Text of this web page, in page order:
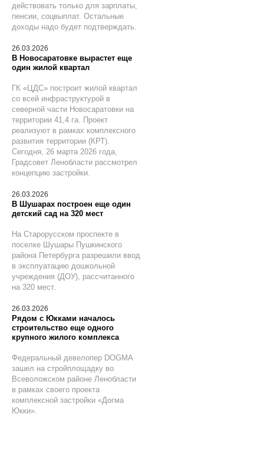
действовать только для зарплаты,
пенсии, соцвыплат. Остальные
доходы надо будет подтверждать.
26.03.2026
В Новосаратовке вырастет еще
один жилой квартал
ГК «ЦДС» построит жилой квартал
со всей инфраструктурой в
северной части Новосаратовки на
территории 41,4 га. Проект
реализуют в рамках комплексного
развития территории (КРТ).
Сегодня, 26 марта 2026 года,
Градсовет Ленобласти рассмотрел
концепцию застройки.
26.03.2026
В Шушарах построен еще один
детский сад на 320 мест
На Старорусском проспекте в
поселке Шушары Пушкинского
района Петербурга разрешили ввод
в эксплуатацию дошкольной
учреждения (ДОУ), рассчитанного
на 320 мест.
26.03.2026
Рядом с Юкками началось
строительство еще одного
крупного жилого комплекса
Федеральный девелопер DOGMA
зашел на стройплощадку во
Всеволожском районе Ленобласти
в рамках своего проекта
комплексной застройки «Догма
Юкки».